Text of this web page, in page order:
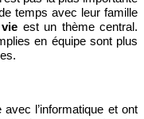
temps avec leur famille
est un thème central.
en équipe sont plus
l’informatique et ont